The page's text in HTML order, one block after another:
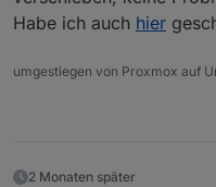
Habe ich auch hier
umgestiegen von Proxmox auf
2 Monaten später